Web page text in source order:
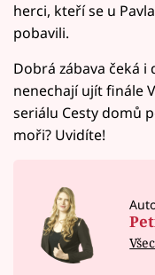
herci, kteří se u
pobavili.
Dobrá zábava čeká i
nenechají ujít finále
seriálu Cesty domů
moři? Uvidíte!